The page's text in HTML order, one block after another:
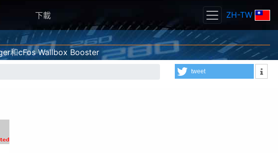
下載 ZH-TW
和cFos Wallbox Booster
tweet